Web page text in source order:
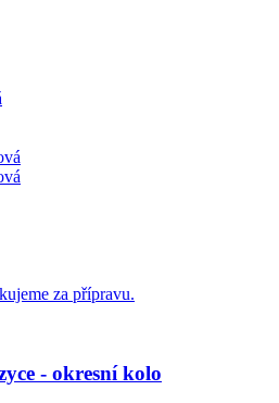
za přípravu.
- okresní kolo